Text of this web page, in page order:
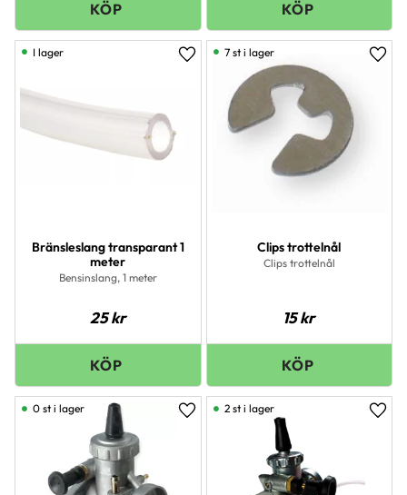
Bränsleslang transparant 1
meter
Bensinslang, 1 meter
25kr
Lägg till i favoriter
I lager
Clips trottelnål
Clips trottelnål
15kr
7 st i lager
Lägg till i favoriter
0 st i lager 2 st i lager